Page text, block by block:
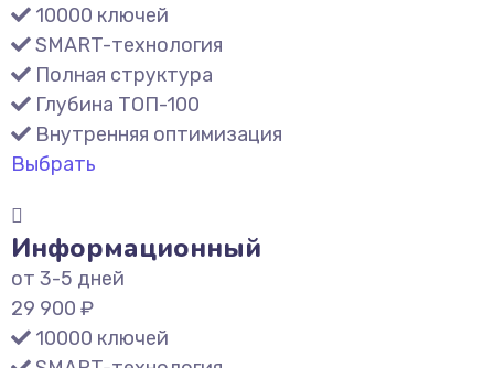
10000 ключей
SMART-технология
Полная структура
Глубина ТОП-100
Внутренняя оптимизация
Выбрать
Информационный
от 3-5 дней
29 900 ₽
10000 ключей